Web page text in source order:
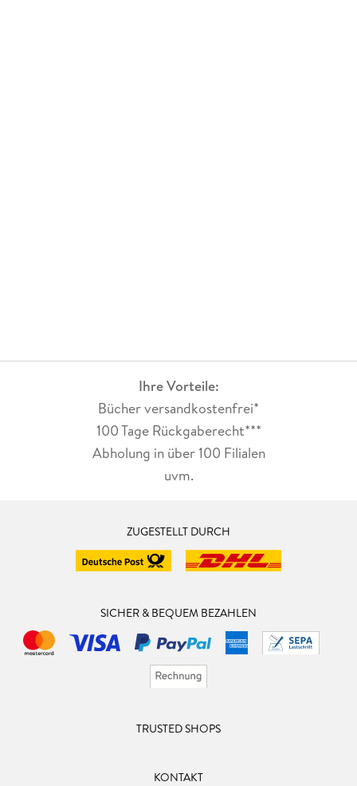
Ihre Vorteile:
Bücher versandkostenfrei*
100 Tage Rückgaberecht***
Abholung in über 100 Filialen
uvm.
ZUGESTELLT DURCH
SICHER & BEQUEM BEZAHLEN
TRUSTED SHOPS
KONTAKT